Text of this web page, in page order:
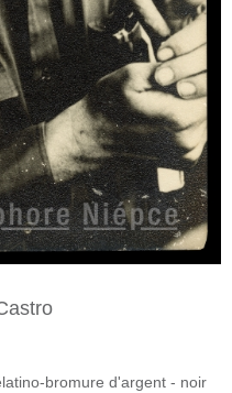
bromure d'argent - noir